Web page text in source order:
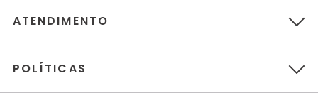
ATENDIMENTO
POLÍTICAS